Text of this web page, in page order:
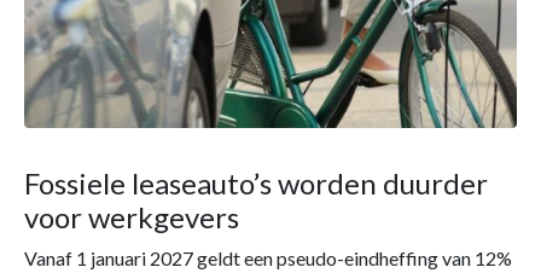
Fossiele leaseauto’s worden duurder
voor werkgevers
Vanaf 1 januari 2027 geldt een pseudo-eindheffing van 12%